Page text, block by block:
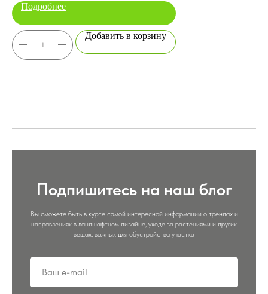
Подробнее
Добавить в корзину
Подпишитесь на наш блог
Вы сможете быть в курсе самой интересной информации о трендах и
направлениях в ландшафтном дизайне, уходе за растениями и других
вещах, важных для обустройства участка